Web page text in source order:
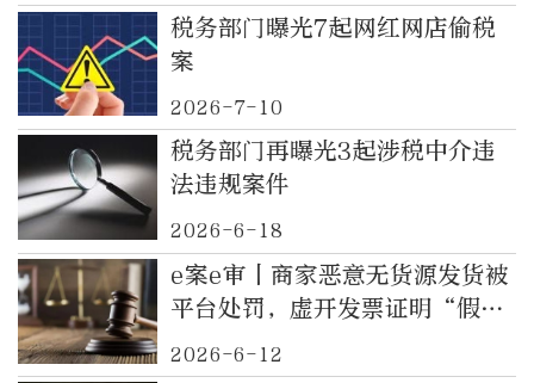
税务部门曝光7起网红网店偷税
案
2026-7-10
税务部门再曝光3起涉税中介违
法违规案件
2026-6-18
e案e审丨商家恶意无货源发货被
平台处罚，虚开发票证明“假交
易”，换来法院真罚款！
2026-6-12